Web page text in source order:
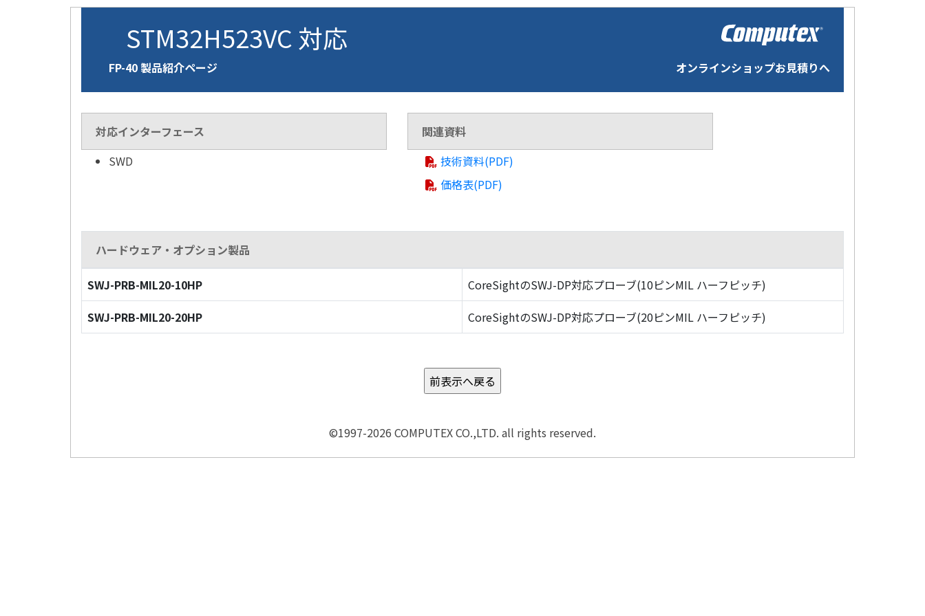
STM32H523VC 対応
FP-40 製品紹介ページ オンラインショップお見積りへ
対応インターフェース
SWD
関連資料
技術資料(PDF)
価格表(PDF)
ハードウェア・オプション製品
SWJ-PRB-MIL20-10HP
CoreSightのSWJ-DP対応プローブ(10ピンMIL ハーフピッチ)
SWJ-PRB-MIL20-20HP
CoreSightのSWJ-DP対応プローブ(20ピンMIL ハーフピッチ)
©1997-2026 COMPUTEX CO.,LTD. all rights reserved.